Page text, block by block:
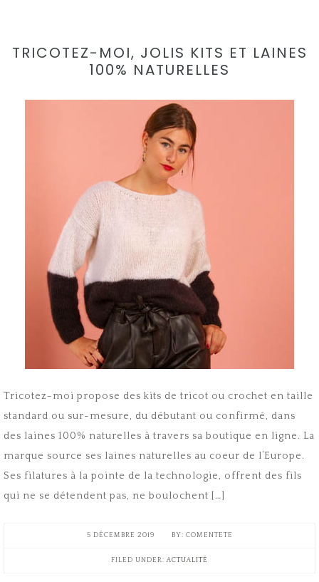
TRICOTEZ-MOI, JOLIS KITS ET LAINES
100% NATURELLES
Tricotez-moi propose des kits de tricot ou crochet en taille
standard ou sur-mesure, du débutant ou confirmé, dans
des laines 100% naturelles à travers sa boutique en ligne. La
marque source ses laines naturelles au coeur de l’Europe.
Ses filatures à la pointe de la technologie, offrent des fils
qui ne se détendent pas, ne boulochent […]
5 DÉCEMBRE 2019 COMENTETE
FILED UNDER:ACTUALITÉ